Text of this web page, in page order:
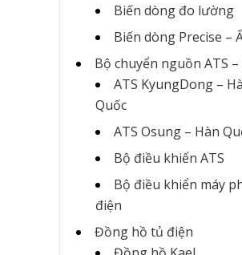
Biến dòng đo lường
Biến dòng Precise –
Bộ chuyển nguồn ATS –
ATS KyungDong –
Quốc
ATS Osung – Hàn
Bộ điều khiển ATS
Bộ điều khiển máy
điện
Đồng hồ tủ điện